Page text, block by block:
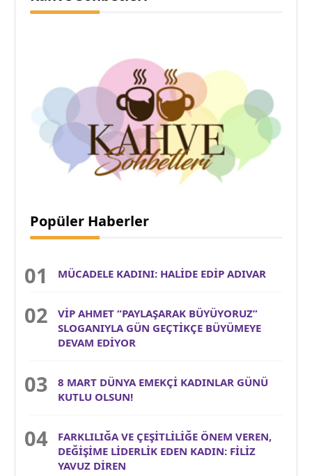
Popüler Haberler
MÜCADELE KADINI: HALİDE EDİP ADIVAR
VİP AHMET “PAYLAŞARAK BÜYÜYORUZ”
SLOGANIYLA GÜN GEÇTİKÇE BÜYÜMEYE
DEVAM EDİYOR
8 MART DÜNYA EMEKÇİ KADINLAR GÜNÜ
KUTLU OLSUN!
FARKLILIĞA VE ÇEŞİTLİLİĞE ÖNEM VEREN,
DEĞİŞİME LİDERLİK EDEN KADIN: FİLİZ
YAVUZ DİREN